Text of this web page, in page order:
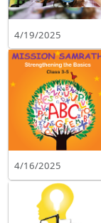
4/19/2025
4/16/2025